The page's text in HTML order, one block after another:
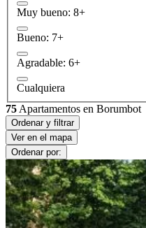
Muy bueno: 8+
Bueno: 7+
Agradable: 6+
Cualquiera
75 Apartamentos en Borumbot
Ordenar y filtrar
Ver en el mapa
Ordenar por: